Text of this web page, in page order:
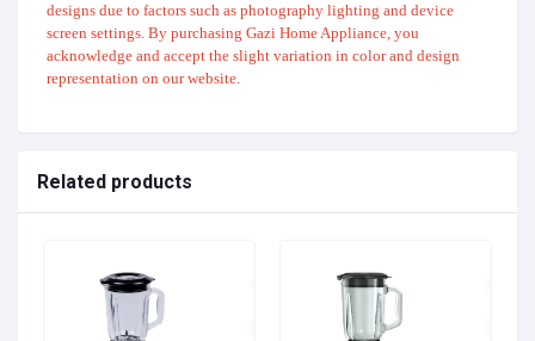
designs due to factors such as photography lighting and device
screen settings. By purchasing Gazi Home Appliance, you
acknowledge and accept the slight variation in color and design
representation on our website.
Related products